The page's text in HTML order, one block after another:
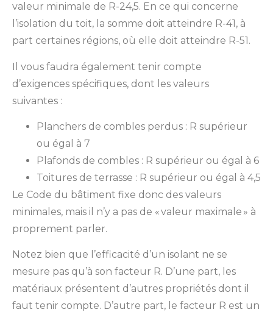
valeur minimale de R-24,5. En ce qui concerne
l’isolation du toit, la somme doit atteindre R-41, à
part certaines régions, où elle doit atteindre R-51.
Il vous faudra également tenir compte
d’exigences spécifiques, dont les valeurs
suivantes :
Planchers de combles perdus : R supérieur
ou égal à 7
Plafonds de combles : R supérieur ou égal à 6
Toitures de terrasse : R supérieur ou égal à 4,5
Le Code du bâtiment fixe donc des valeurs
minimales, mais il n’y a pas de « valeur maximale » à
proprement parler.
Notez bien que l’efficacité d’un isolant ne se
mesure pas qu’à son facteur R. D’une part, les
matériaux présentent d’autres propriétés dont il
faut tenir compte. D’autre part, le facteur R est un